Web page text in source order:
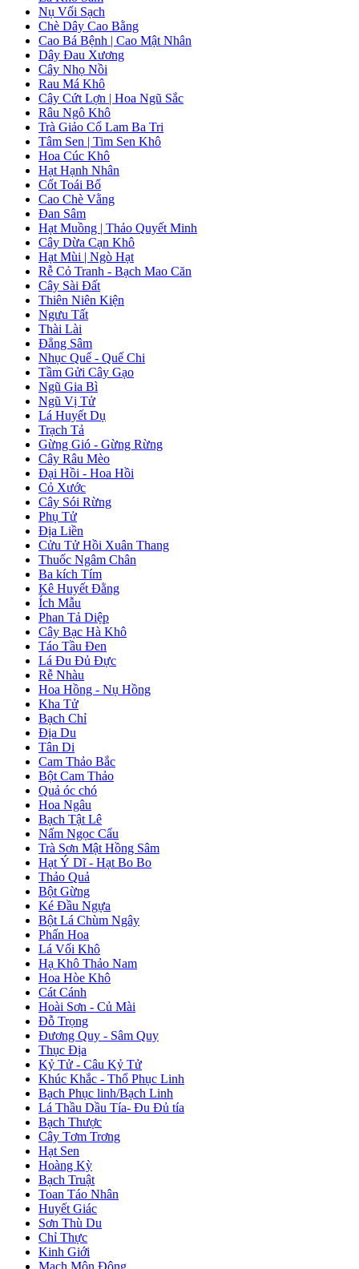
Nụ Vối Sạch
Chè Dây Cao Bằng
Cao Bá Bệnh | Cao Mật Nhân
Dây Đau Xương
Cây Nhọ Nồi
Rau Má Khô
Cây Cứt Lợn | Hoa Ngũ Sắc
Râu Ngô Khô
Trà Giảo Cổ Lam Ba Tri
Tâm Sen | Tim Sen Khô
Hoa Cúc Khô
Hạt Hạnh Nhân
Cốt Toái Bổ
Cao Chè Vằng
Đan Sâm
Hạt Muồng | Thảo Quyết Minh
Cây Dừa Cạn Khô
Hạt Mùi | Ngò Hạt
Rễ Cỏ Tranh - Bạch Mao Căn
Cây Sài Đất
Thiên Niên Kiện
Ngưu Tất
Thài Lài
Đẳng Sâm
Nhục Quế - Quế Chi
Tầm Gửi Cây Gạo
Ngũ Gia Bì
Ngũ Vị Tử
Lá Huyết Dụ
Trạch Tả
Gừng Gió - Gừng Rừng
Cây Râu Mèo
Đại Hồi - Hoa Hồi
Cỏ Xước
Cây Sói Rừng
Phụ Tử
Địa Liền
Cửu Tử Hồi Xuân Thang
Thuốc Ngâm Chân
Ba kích Tím
Kê Huyết Đằng
Ích Mẫu
Phan Tả Diệp
Cây Bạc Hà Khô
Táo Tầu Đen
Lá Đu Đủ Đực
Rễ Nhàu
Hoa Hồng - Nụ Hồng
Kha Tử
Bạch Chỉ
Địa Du
Tân Di
Cam Thảo Bắc
Bột Cam Thảo
Quả óc chó
Hoa Ngâu
Bạch Tật Lê
Nấm Ngọc Cẩu
Trà Sơn Mật Hồng Sâm
Hạt Ý Dĩ - Hạt Bo Bo
Thảo Quả
Bột Gừng
Ké Đầu Ngựa
Bột Lá Chùm Ngây
Phấn Hoa
Lá Vối Khô
Hạ Khô Thảo Nam
Hoa Hòe Khô
Cát Cánh
Hoài Sơn - Củ Mài
Đỗ Trọng
Đương Quy - Sâm Quy
Thục Địa
Kỷ Tử - Câu Kỷ Tử
Khúc Khắc - Thổ Phục Linh
Bạch Phục linh/Bạch Linh
Lá Thầu Dầu Tía- Đu Đủ tía
Bạch Thược
Cây Tơm Trơng
Hạt Sen
Hoàng Kỳ
Bạch Truật
Toan Táo Nhân
Huyết Giác
Sơn Thù Du
Chỉ Thực
Kinh Giới
Mạch Môn Đông